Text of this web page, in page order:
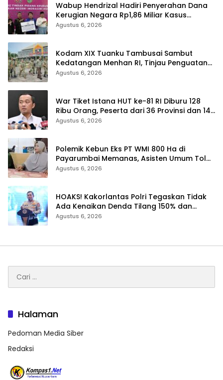
Wabup Hendrizal Hadiri Penyerahan Dana
Kerugian Negara Rp1,86 Miliar Kasus
Korupsi BPR Indra Arta
Agustus 6, 2026
Kodam XIX Tuanku Tambusai Sambut
Kedatangan Menhan RI, Tinjau Penguatan
Yonif TP di Bengkalis dan Kampar
Agustus 6, 2026
War Tiket Istana HUT ke-81 RI Diburu 128
Ribu Orang, Peserta dari 36 Provinsi dan 14
Negara
Agustus 6, 2026
Polemik Kebun Eks PT WMI 800 Ha di
Payarumbai Memanas, Asisten Umum Tolak
Dikelola Agrinas dan Tantang Presiden
Agustus 6, 2026
HOAKS! Kakorlantas Polri Tegaskan Tidak
Ada Kenaikan Denda Tilang 150% dan
Tilang Manual Menyeluruh
Agustus 6, 2026
untuk:
Halaman
Pedoman Media Siber
Redaksi